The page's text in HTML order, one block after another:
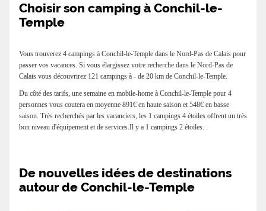
Choisir son camping à Conchil-le-
Temple
Vous trouverez 4 campings à Conchil-le-Temple dans le Nord-Pas de Calais pour
passer vos vacances. Si vous élargissez votre recherche dans le Nord-Pas de
Calais vous découvrirez 121 campings à - de 20 km de Conchil-le-Temple.
Du côté des tarifs, une semaine en mobile-home à Conchil-le-Temple pour 4
personnes vous coutera en moyenne 891€ en haute saison et 548€ en basse
saison. Très recherchés par les vacanciers, les 1 campings 4 étoiles offrent un très
bon niveau d'équipement et de services.Il y a 1 campings 2 étoiles. .
De nouvelles idées de destinations
autour de Conchil-le-Temple